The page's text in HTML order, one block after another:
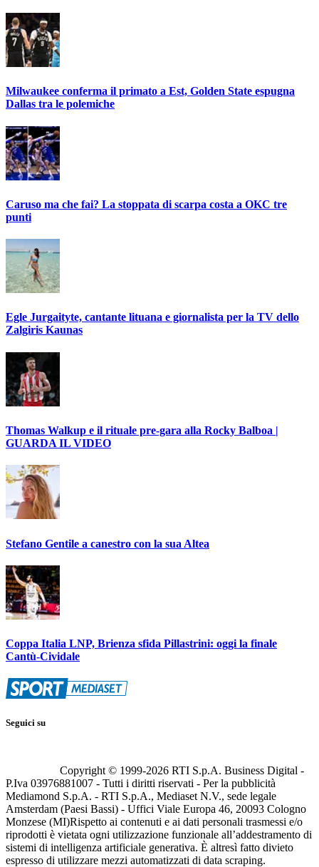
Milwaukee conferma il primato a Est, Golden State espugna
Dallas tra le polemiche
Caruso ma che fai? La stoppata di scarpa costa a OKC tre
punti
Egle Jurgaityte, cantante lituana e giornalista per la TV dello
Zalgiris Kaunas
Thomas Walkup e il rituale pre-gara alla Rocky Balboa |
GUARDA IL VIDEO
Stefano Gentile a canestro con la sua Altea
Coppa Italia LNP, Brienza sfida Pillastrini: oggi la finale
Cantù-Cividale
Seguici su
Copyright © 1999-2026 RTI S.p.A. Business Digital -
P.Iva 03976881007 - Tutti i diritti riservati - Per la pubblicità
Mediamond S.p.A. - RTI S.p.A., Mediaset N.V., sede legale
Amsterdam (Paesi Bassi) - Uffici Viale Europa 46, 20093 Cologno
Monzese (MI)Rispetto ai contenuti e ai dati personali trasmessi e/o
riprodotti è vietata ogni utilizzazione funzionale all’addestramento di
sistemi di intelligenza artificiale generativa. È altresì fatto divieto
espresso di utilizzare mezzi automatizzati di data scraping.